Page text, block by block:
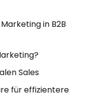
in B2B
Sales
für effizientere